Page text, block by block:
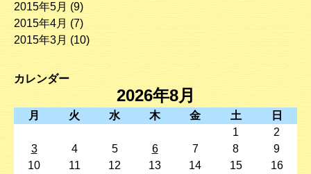
2015年5月 (9)
2015年4月 (7)
2015年3月 (10)
カレンダー
2026年8月
月 火 水 木 金 土
日
1
2
3
4 5 6 7 8
9
10
11 12 13 14 15
16